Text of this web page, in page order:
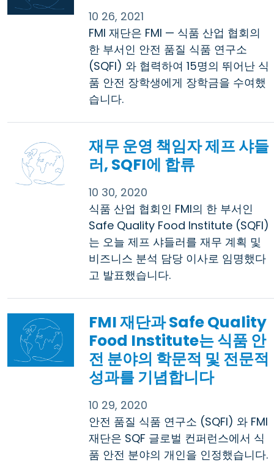
10 26, 2021
FMI 재단은 FMI — 식품 산업 협회의
한 부서인 안전 품질 식품 연구소
(SQFI) 와 협력하여 15명의 뛰어난 식
품 안전 장학생에게 장학금을 수여했
습니다.
재무 운영 책임자 제프 샤들
러, SQFI에 합류
10 30, 2020
식품 산업 협회인 FMI의 한 부서인
Safe Quality Food Institute (SQFI)
는 오늘 제프 샤들러를 재무 계획 및
비즈니스 분석 담당 이사로 임명했다
고 발표했습니다.
FMI 재단과 Safe Quality
Food Institute는 식품 안
전 분야의 학문적 및 전문적
성과를 기념합니다
10 29, 2020
안전 품질 식품 연구소 (SQFI) 와 FMI
재단은 SQF 글로벌 컨퍼런스에서 식
품 안전 분야의 개인을 인정했습니다.